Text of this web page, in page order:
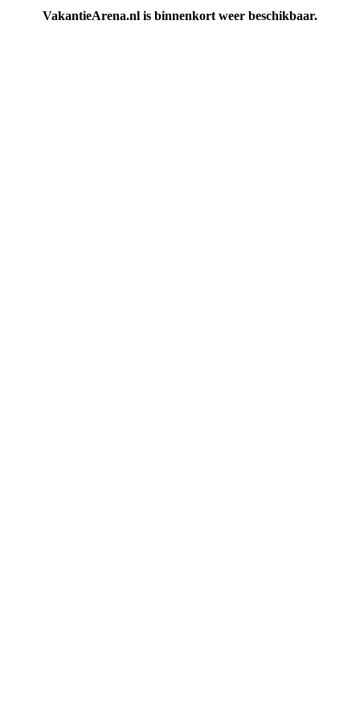
VakantieArena.nl is binnenkort weer beschikbaar.